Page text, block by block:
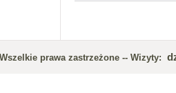
prawa zastrzeżone -- Wizyty: